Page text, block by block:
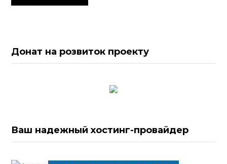
Донат на розвиток проекту
Ваш надежный хостинг-провайдер